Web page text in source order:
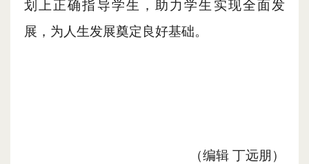
划上正确指导学生，助力学生 实现全面发
展，为人生发展奠定良好基础。
（编辑 丁远朋 ）